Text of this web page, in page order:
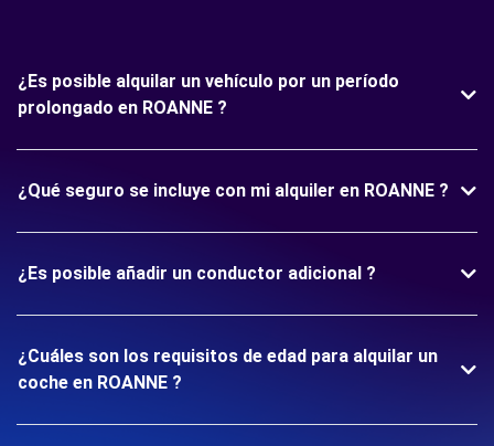
¿Es posible alquilar un vehículo por un período
prolongado en ROANNE ?
¿Qué seguro se incluye con mi alquiler en ROANNE ?
¿Es posible añadir un conductor adicional ?
¿Cuáles son los requisitos de edad para alquilar un
coche en ROANNE ?